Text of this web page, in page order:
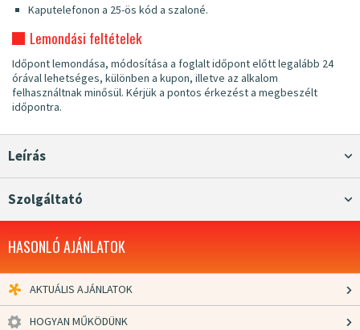
Kaputelefonon a 25-ös kód a szaloné.
Lemondási feltételek
Időpont lemondása, módosítása a foglalt időpont előtt legalább 24
órával lehetséges, különben a kupon, illetve az alkalom
felhasználtnak minősül. Kérjük a pontos érkezést a megbeszélt
időpontra.
Leírás
Szolgáltató
HASONLÓ AJÁNLATOK
AKTUÁLIS AJÁNLATOK
HOGYAN MŰKÖDÜNK